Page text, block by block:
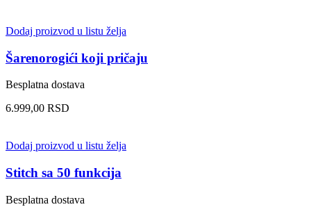
Dodaj proizvod u listu želja
Šarenorogići koji pričaju
Besplatna dostava
6.999,00 RSD
Dodaj proizvod u listu želja
Stitch sa 50 funkcija
Besplatna dostava